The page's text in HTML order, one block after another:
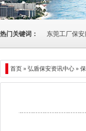
热门关键词： 东莞工厂保安
首页 » 弘盾保安资讯中心 »